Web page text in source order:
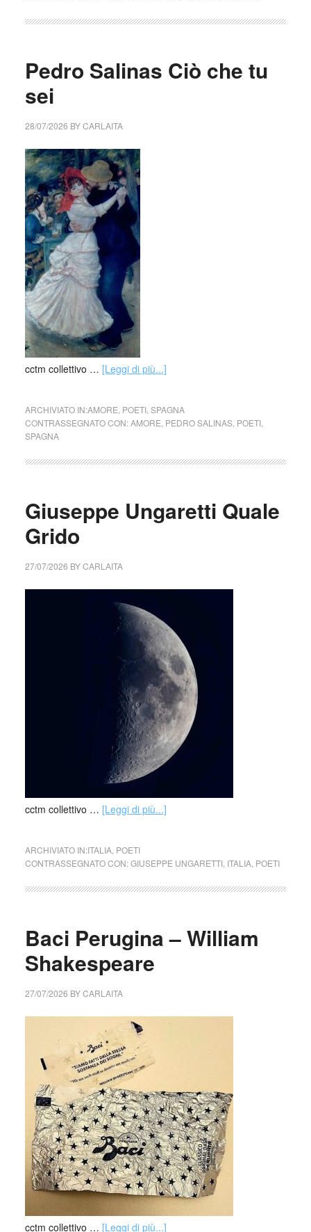
Pedro Salinas Ciò che tu
sei
28/07/2026 BYCARLAITA
cctm collettivo … [Leggi di più...]
ARCHIVIATO IN:AMORE POETI, SPAGNA
CONTRASSEGNATO CON:AMORE PEDRO SALINAS, POETI,
SPAGNA
Giuseppe Ungaretti Quale
Grido
27/07/2026 BYCARLAITA
cctm collettivo … [Leggi di più...]
ARCHIVIATO IN:ITALIA, POETI
CONTRASSEGNATO CON:GIUSEPPE UNGARETTI, ITALIA, POETI
Baci Perugina – William
Shakespeare
27/07/2026 BYCARLAITA
cctm collettivo … [Leggi di più...]